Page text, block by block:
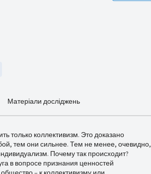
Матеріали досліджень
только коллективизм. Это доказано
тем они сильнее. Тем не менее, очевидно,
Почему так происходит?
в вопросе признания ценностей